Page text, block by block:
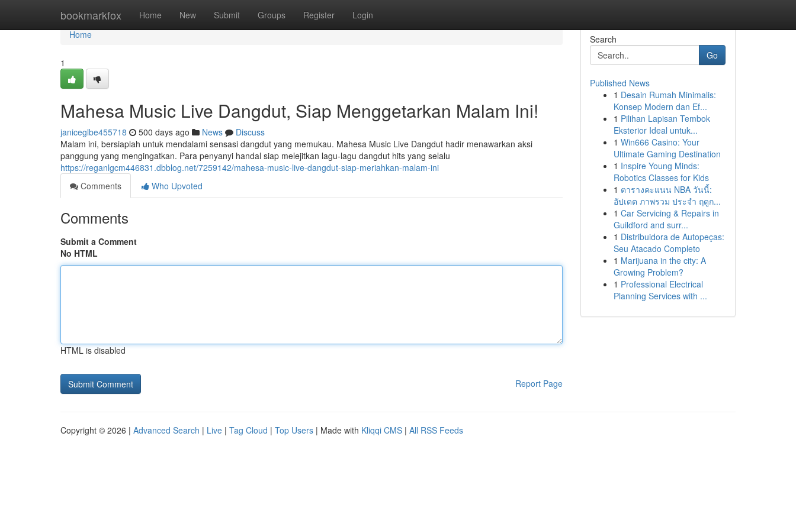
bookmarkfox Home New Submit Groups Register Login
Home
Home
1
Mahesa Music Live Dangdut, Siap Menggetarkan Malam Ini!
janiceglbe455718 500 days ago News
Discuss
Malam ini, bersiaplah untuk mendalami sensasi dangdut yang memukau. Mahesa Music Live Dangdut hadir menawarkan aksi
panggung yang mengingatkan. Para penyanyi handal siap melejitkan lagu-lagu dangdut hits yang selalu
https://reganlgcm446831.dbblog.net/7259142/mahesa-music-live-dangdut-siap-meriahkan-malam-ini
Comments
Who Upvoted
Comments
Submit a Comment
No HTML
HTML is disabled
Report Page
Search
Go
Published News
1 Desain Rumah Minimalis:
Konsep Modern dan Ef...
1 Pilihan Lapisan Tembok
Eksterior Ideal untuk...
1 Win666 Casino: Your
Ultimate Gaming Destination
1 Inspire Young Minds:
Robotics Classes for Kids
1 ตารางคะแนน NBA วันนี้:
อัปเดต ภาพรวม ประจำ ฤดูก...
1 Car Servicing & Repairs in
Guildford and surr...
1 Distribuidora de Autopeças:
Seu Atacado Completo
1 Marijuana in the city: A
Growing Problem?
1 Professional Electrical
Planning Services with ...
Copyright © 2026 | Advanced Search | Live | Tag Cloud | Top Users | Made with Kliqqi CMS | All RSS Feeds